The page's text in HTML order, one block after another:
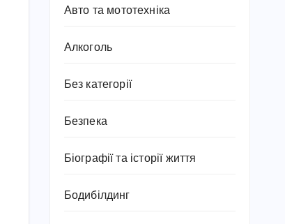
Авто та мототехніка
Алкоголь
Без категорії
Безпека
Біографії та історії життя
Бодибілдинг